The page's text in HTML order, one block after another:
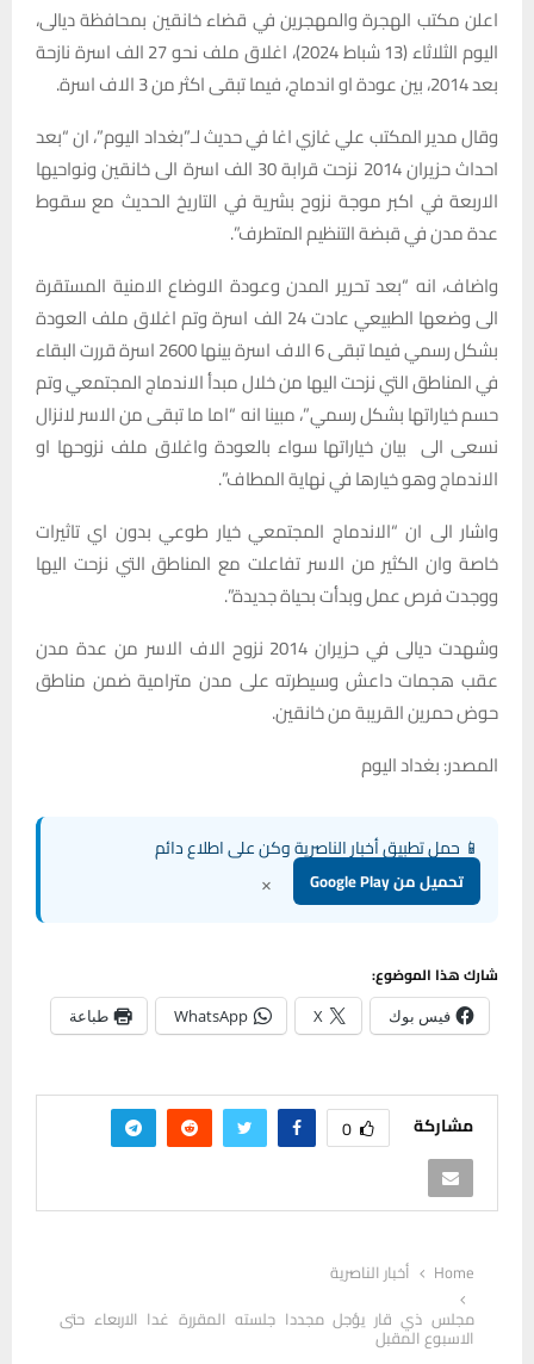
اعلن مكتب الهجرة والمهجرين في قضاء خانقين بمحافظة ديالى،
اليوم الثلاثاء (13 شباط 2024)، اغلاق ملف نحو 27 الف اسرة نازحة
بعد 2014، بين عودة او اندماج، فيما تبقى اكثر من 3 الاف اسرة.
وقال مدير المكتب علي غازي اغا في حديث لـ”بغداد اليوم”، ان “بعد
احداث حزيران 2014 نزحت قرابة 30 الف اسرة الى خانقين ونواحيها
الاربعة في اكبر موجة نزوح بشرية في التاريخ الحديث مع سقوط
عدة مدن في قبضة التنظيم المتطرف”.
واضاف، انه “بعد تحرير المدن وعودة الاوضاع الامنية المستقرة
الى وضعها الطبيعي عادت 24 الف اسرة وتم اغلاق ملف العودة
بشكل رسمي فيما تبقى 6 الاف اسرة بينها 2600 اسرة قررت البقاء
في المناطق التي نزحت اليها من خلال مبدأ الاندماج المجتمعي وتم
حسم خياراتها بشكل رسمي”، مبينا انه “اما ما تبقى من الاسر لانزال
نسعى الى بيان خياراتها سواء بالعودة واغلاق ملف نزوحها او
الاندماج وهو خيارها في نهاية المطاف”.
واشار الى ان “الاندماج المجتمعي خيار طوعي بدون اي تاثيرات
خاصة وان الكثير من الاسر تفاعلت مع المناطق التي نزحت اليها
ووجدت فرص عمل وبدأت بحياة جديدة”.
وشهدت ديالى في حزيران 2014 نزوح الاف الاسر من عدة مدن
عقب هجمات داعش وسيطرته على مدن مترامية ضمن مناطق
حوض حمرين القريبة من خانقين.
المصدر: بغداد اليوم
📱 حمل تطبيق أخبار الناصرية وكن على اطلاع دائم
تحميل من Google Play ×
شارك هذا الموضوع:
فيس بوك X
WhatsApp طباعة
مشاركة 0
Home
أخبار الناصرية
مجلس ذي قار يؤجل مجددا جلسته المقررة غدا الاربعاء حتى
الاسبوع المقبل